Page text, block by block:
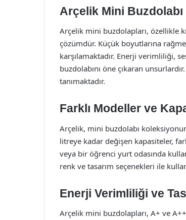
Arçelik Mini
Arçelik mini buzdolapları, özellikle
çözümdür. Küçük boyutlarına
karşılamaktadır. Enerji verimliliği,
buzdolabını öne çıkaran
tanımaktadır.
Farklı Modeller ve
Arçelik, mini buzdolabı
litreye kadar değişen kapasiteler,
veya bir öğrenci yurt odasında
renk ve tasarım seçenekleri ile
Enerji Verimliliği ve
Arçelik mini buzdolapları, A+ ve